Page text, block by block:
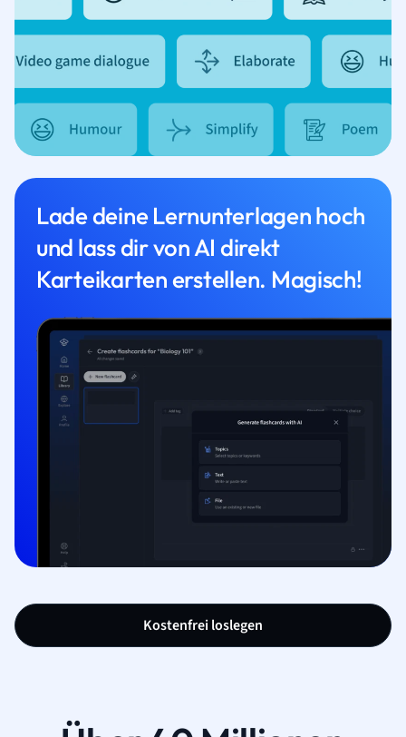
Lade deine Lernunterlagen hoch
und lass dir von AI direkt
Karteikarten erstellen. Magisch!
Kostenfrei loslegen